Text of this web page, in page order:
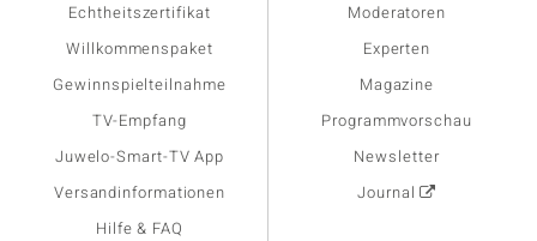
Echtheitszertifikat
Willkommenspaket
Gewinnspielteilnahme
TV-Empfang
Juwelo-Smart-TV App
Versandinformationen
Hilfe & FAQ
Moderatoren
Experten
Magazine
Programmvorschau
Newsletter
Journal